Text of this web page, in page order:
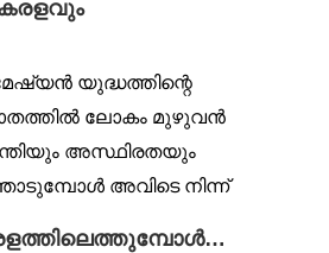
യുദ്ധത്തിന്റെ
ലോകം മുഴുവൻ
അസ്ഥിരതയും
അവിടെ നിന്ന്